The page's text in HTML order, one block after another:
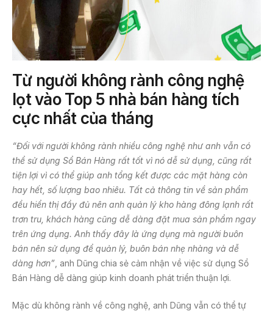
Từ người không rành công nghệ
lọt vàoTop 5 nhà bán hàng tích
cực nhất của tháng
“Đối với người không rành nhiều công nghệ như anh vẫn có
thể sử dụng Sổ Bán Hàng rất tốt vì nó dễ sử dụng, cũng rất
tiện lợi vì có thể giúp anh tổng kết được các mặt hàng còn
hay hết, số lượng bao nhiêu. Tất cả thông tin về sản phẩm
đều hiển thị đầy đủ nên anh quản lý kho hàng đông lạnh rất
trơn tru, khách hàng cũng dễ dàng đặt mua sản phẩm ngay
trên ứng dụng. Anh thấy đây là ứng dụng mà người buôn
bán nên sử dụng để quản lý, buôn bán nhẹ nhàng và dễ
dàng hơn” , anh Dũng chia sẻ cảm nhận về việc sử dụng Sổ
Bán Hàng dễ dàng giúp kinh doanh phát triển thuận lợi.
Mặc dù không rành về công nghệ, anh Dũng vẫn có thể tự